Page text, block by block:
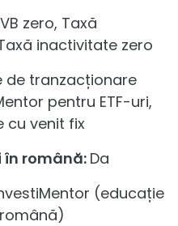
zero, Taxă
inactivitate zero
de tranzacționare
pentru ETF-uri,
cu venit fix
română: Da
(educație